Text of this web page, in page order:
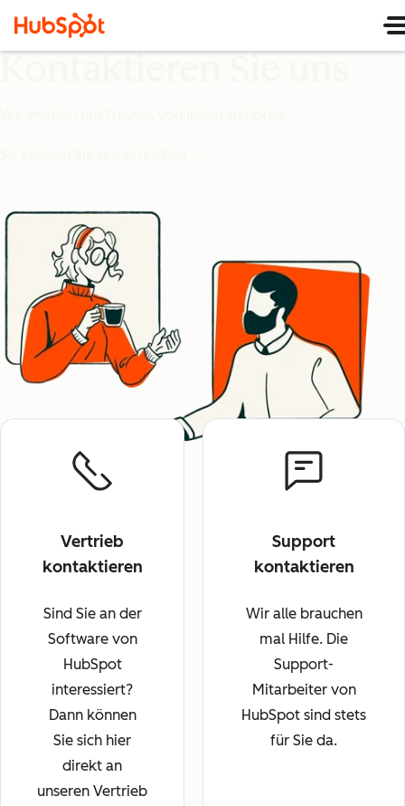
Vertrieb
kontaktieren
Sind Sie an der
Software von
HubSpot
interessiert?
Dann können
Sie sich hier
direkt an
unseren Vertrieb
Support
kontaktieren
Wir alle brauchen
mal Hilfe. Die
Support-
Mitarbeiter von
HubSpot sind stets
für Sie da.